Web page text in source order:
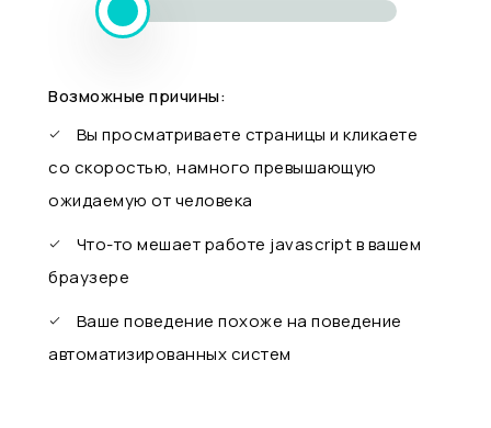
Возможные причины:
Вы просматриваете страницы и кликаете
со скоростью, намного превышающую
ожидаемую от человека
Что-то мешает работе javascript в вашем
браузере
Ваше поведение похоже на поведение
автоматизированных систем